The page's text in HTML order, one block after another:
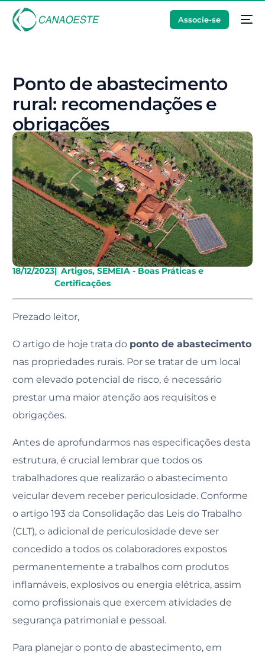
Associe-se
Ponto de abastecimento
rural: recomendações e
obrigações
18/12/2023| Artigos,SEMEIA - Boas Práticas e
Certificações
Prezado leitor,
O artigo de hoje trata do ponto de abastecimento
nas propriedades rurais. Por se tratar de um local
com elevado potencial de risco, é necessário
prestar uma maior atenção aos requisitos e
obrigações.
Antes de aprofundarmos nas especificações desta
estrutura, é crucial lembrar que todos os
trabalhadores que realizarão o abastecimento
veicular devem receber periculosidade. Conforme
o artigo 193 da Consolidação das Leis do Trabalho
(CLT), o adicional de periculosidade deve ser
concedido a todos os colaboradores expostos
permanentemente a trabalhos com produtos
inflamáveis, explosivos ou energia elétrica, assim
como profissionais que exercem atividades de
segurança patrimonial e pessoal.
Para planejar o ponto de abastecimento, em